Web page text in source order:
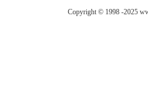
Copyright © 1998 -2025